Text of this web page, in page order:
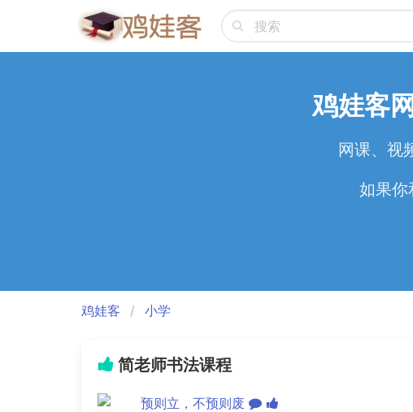
鸡娃客
网课、视
如果你
鸡娃客 小学
简老师书法课程
预则立，不预则废